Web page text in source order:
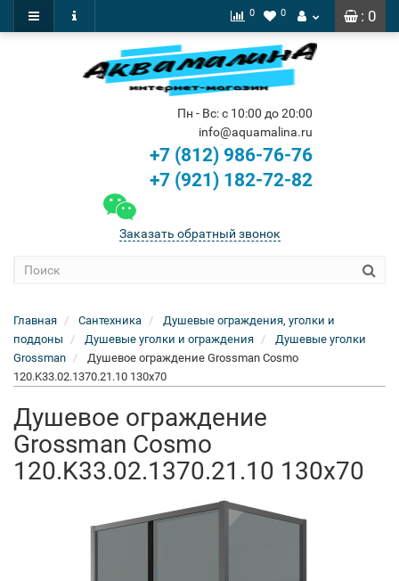
: 0
0 0
Пн - Вс: с 10:00 до 20:00
info@aquamalina.ru
+7 (812) 986-76-76
+7 (921) 182-72-82
Заказать обратный звонок
Главная Сантехника
Душевые ограждения, уголки и
поддоны
Душевые уголки и ограждения
Душевые уголки
Grossman
Душевое ограждение Grossman Cosmo
120.K33.02.1370.21.10 130x70
Душевое ограждение
Grossman Cosmo
120.K33.02.1370.21.10 130x70